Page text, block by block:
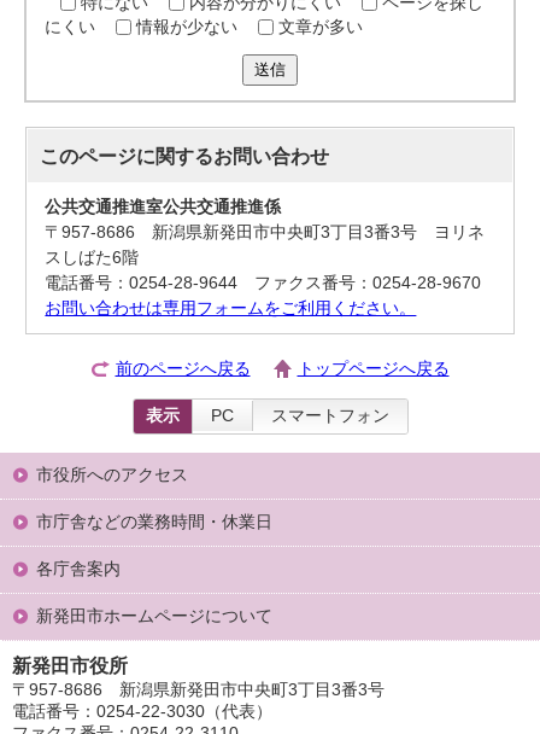
にくい
情報が少ない 文章が多い
送信
このページに関するお問い合わせ
公共交通推進室公共交通推進係
〒957-8686 新潟県新発田市中央町3丁目3番3号 ヨリネ
スしばた6階
電話番号：0254-28-9644 ファクス番号：0254-28-9670
お問い合わせは専用フォームをご利用ください。
前のページへ戻る トップページへ戻る
表示 PC スマートフォン
市役所へのアクセス
市庁舎などの業務時間・休業日
各庁舎案内
新発田市ホームページについて
新発田市役所
〒957-8686 新潟県新発田市中央町3丁目3番3号
電話番号：0254-22-3030（代表）